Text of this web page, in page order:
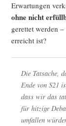
Erwar­tun­gen
ohne nicht
geret­tet wer­den
erreicht ist?
Die Tat­sa­che,
Ende von S21
dass wir das
für hit­zi­ge
umfal­len